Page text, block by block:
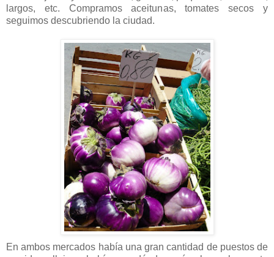
largos, etc. Compramos aceitunas, tomates secos y
seguimos descubriendo la ciudad.
En ambos mercados había una gran cantidad de puestos de